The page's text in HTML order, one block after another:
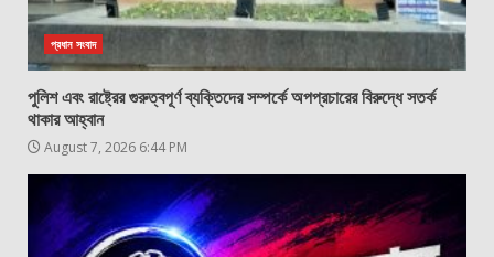
প্রধান সংবাদ
পুলিশ এবং রাষ্ট্রের গুরুত্বপূর্ণ ব্যক্তিদের সম্পর্কে অপপ্রচারের বিরুদ্ধে সতর্ক
থাকার আহ্বান
August 7, 2026 6:44 PM